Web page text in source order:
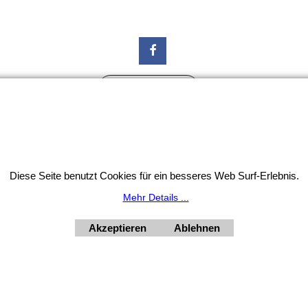
- Freitag 10 - 18 Uhr, Samstag 9 - 12 Uhr. Montag
+4369910554131
Diese Seite benutzt Cookies für ein besseres Web Surf-Erlebnis.
Mehr Details ...
Akzeptieren Ablehnen